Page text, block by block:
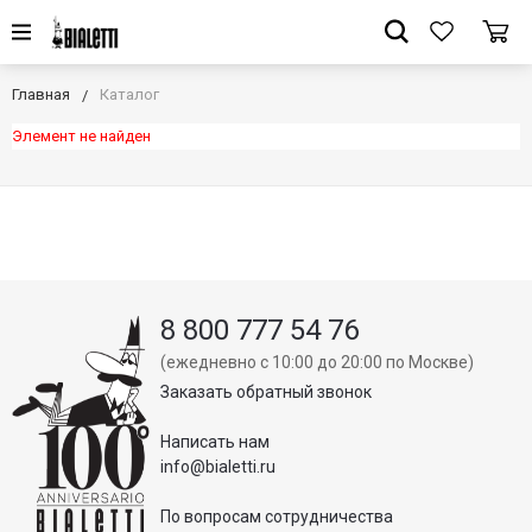
Главная Каталог
Элемент не найден
8 800 777 54 76
(ежедневно с 10:00 до 20:00 по Москве)
Заказать обратный звонок
Написать нам
info@bialetti.ru
По вопросам сотрудничества